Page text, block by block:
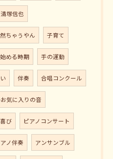
清塚信也
ちゃうやん 子育て
める時期 手の運動
伴奏 合唱コンクール
気に入りの音
び ピアノコンサート
ノ伴奏 アンサンブル